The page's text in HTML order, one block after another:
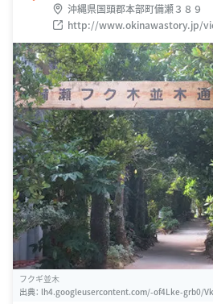
沖縄県国頭郡本部町備瀬３８９
http://www.okinawastory.jp/
フクギ並木
出典： lh4.googleusercontent.com/-of4Lke-grb0/